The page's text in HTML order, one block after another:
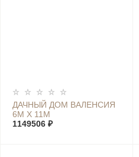
ДАЧНЫЙ ДОМ ВАЛЕНСИЯ
6М Х 11М
1149506 ₽